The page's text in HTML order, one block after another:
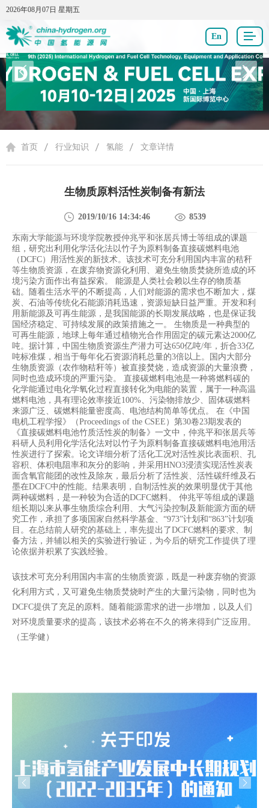
2026年08月07日 星期五
2026年08月07日 星期五
En
行业知识
首页 行业知识 氢能 文章详情
生物质原料活性炭制备有新法
2019/10/16 14:34:46 8539
东南大学能源与环境学院教授仲兆平和张居兵博士等组成的课题
组，研究出利用化学活化法以竹子为原料制备直接碳燃料电池
（DCFC）用活性炭的新技术。该技术可充分利用国内丰富的秸秆
等生物质资源，在废弃物资源化利用、避免生物质焚烧所造成的环
境污染方面作出有益探索。 能源是人类社会赖以生存的物质基
础。随着生活水平的不断提高，人们对能源的需求也不断加大，煤
炭、石油等传统化石能源消耗迅速，资源短缺日益严重。开发和利
用新能源及可再生能源，是我国能源的长期发展战略，也是保证我
国经济稳定、可持续发展的政策措施之一。 生物质是一种典型的
可再生能源，地球上每年通过植物光合作用固定的碳元素达2000亿
吨。据计算，中国生物质资源生产潜力可达650亿吨/年，折合33亿
吨标准煤，相当于每年化石资源消耗总量的3倍以上。国内大部分
生物质资源（农作物秸秆等）被直接焚烧，造成资源的大量浪费，
同时也造成环境的严重污染。 直接碳燃料电池是一种将燃料碳的
化学能通过电化学氧化过程直接转化为电能的装置，属于一种高温
燃料电池，具有理论效率接近100%、污染物排放少、固体碳燃料
来源广泛、碳燃料能量密度高、电池结构简单等优点。 在《中国
电机工程学报》（Proceedings of the CSEE）第30卷23期发表的
《直接碳燃料电池竹质活性炭的制备》一文中，仲兆平和张居兵等
科研人员利用化学活化法对以竹子为原料制备直接碳燃料电池用活
性炭进行了探索。论文详细分析了活化工况对活性炭比表面积、孔
容积、体积电阻率和灰分的影响，并采用HNO3浸渍实现活性炭表
面含氧官能团的改性及除灰，最后分析了活性炭、活性碳纤维及石
墨在DCFC中的性能。结果表明，自制活性炭的效果明显优于其他
两种碳燃料，是一种较为合适的DCFC燃料。 仲兆平等组成的课题
组长期以来从事生物质综合利用、大气污染控制及新能源方面的研
究工作，承担了多项国家自然科学基金、“973”计划和“863”计划项
目。在总结前人研究的基础上，率先提出了DCFC燃料的要求、制
备方法，并辅以相关的实验进行验证，为今后的研究工作提供了理
论依据并积累了实践经验。
该技术可充分利用国内丰富的生物质资源，既是一种废弃物的资源
化利用方式，又可避免生物质焚烧时产生的大量污染物，同时也为
DCFC提供了充足的原料。随着能源需求的进一步增加，以及人们
对环境质量要求的提高，该技术必将在不久的将来得到广泛应用。
（王学健）